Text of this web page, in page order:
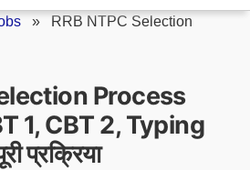
» RRB NTPC Selection
Process
1, CBT 2, Typing
प्रक्रिया